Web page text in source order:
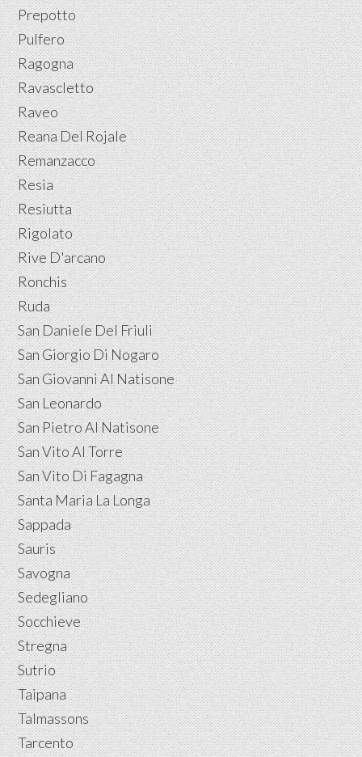
Prepotto
Pulfero
Ragogna
Ravascletto
Raveo
Reana Del Rojale
Remanzacco
Resia
Resiutta
Rigolato
Rive D'arcano
Ronchis
Ruda
San Daniele Del Friuli
San Giorgio Di Nogaro
San Giovanni Al Natisone
San Leonardo
San Pietro Al Natisone
San Vito Al Torre
San Vito Di Fagagna
Santa Maria La Longa
Sappada
Sauris
Savogna
Sedegliano
Socchieve
Stregna
Sutrio
Taipana
Talmassons
Tarcento